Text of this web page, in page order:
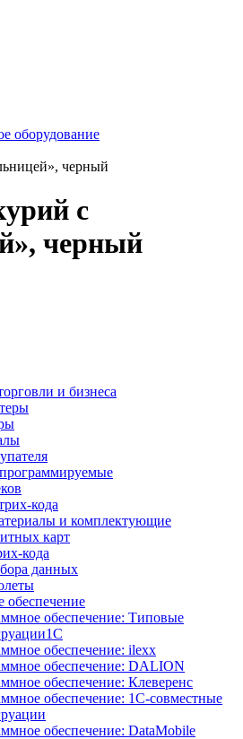
оборудование
черный
с
черный
и бизнеса
кода
и комплектующие
карт
кода
данных
обеспечение
обеспечение: Типовые
обеспечение: ilexx
обеспечение: DALION
обеспечение: Клеверенс
обеспечение: 1С-совместные
обеспечение: DataMobile